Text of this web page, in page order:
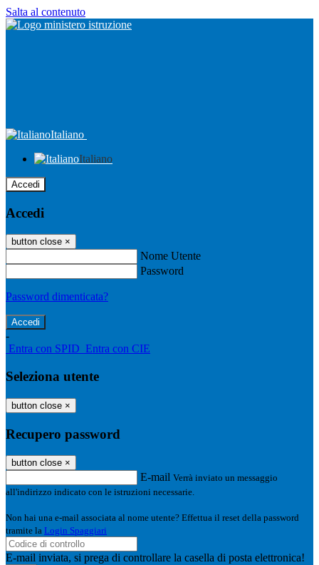
Salta al contenuto
Italiano
Italiano
Accedi
Accedi
button close ×
Nome Utente
Password
Password dimenticata?
-
Entra con SPID Entra con CIE
Seleziona utente
button close ×
Recupero password
button close ×
E-mail Verrà inviato un messaggio
all'indirizzo indicato con le istruzioni necessarie.
Non hai una e-mail associata al nome utente? Effettua il reset della password
tramite la Login Spaggiari
E-mail inviata, si prega di controllare la casella di posta elettronica!